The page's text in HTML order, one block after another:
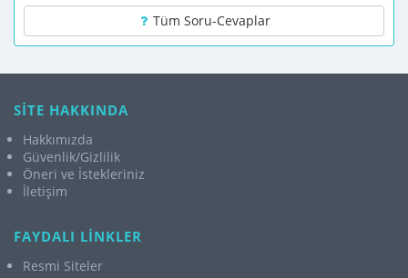
Tüm Soru-Cevaplar
SİTE HAKKINDA
Hakkımızda
Güvenlik/Gizlilik
Öneri ve İstekleriniz
İletişim
FAYDALI LİNKLER
Resmi Siteler